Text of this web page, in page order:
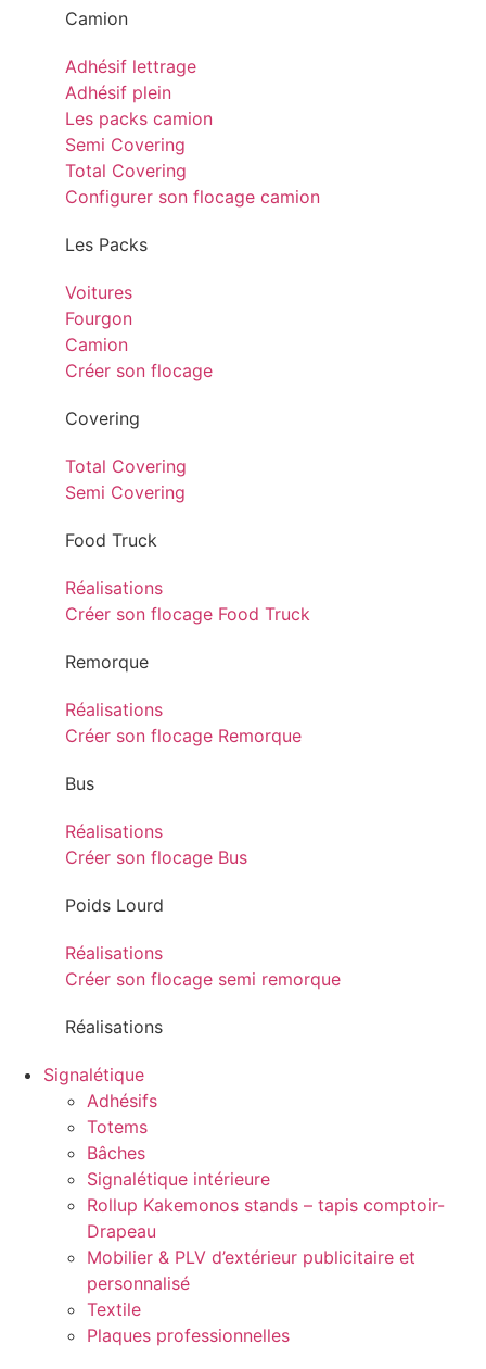
Camion
Adhésif lettrage
Adhésif plein
Les packs camion
Semi Covering
Total Covering
Configurer son flocage camion
Les Packs
Voitures
Fourgon
Camion
Créer son flocage
Covering
Total Covering
Semi Covering
Food Truck
Réalisations
Créer son flocage Food Truck
Remorque
Réalisations
Créer son flocage Remorque
Bus
Réalisations
Créer son flocage Bus
Poids Lourd
Réalisations
Créer son flocage semi remorque
Réalisations
Signalétique
Adhésifs
Totems
Bâches
Signalétique intérieure
Rollup Kakemonos stands – tapis comptoir-
Drapeau
Mobilier & PLV d’extérieur publicitaire et
personnalisé
Textile
Plaques professionnelles